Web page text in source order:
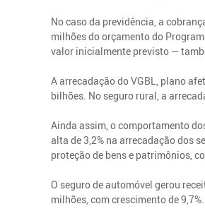
No caso da previdência, a
milhões do orçamento do
valor inicialmente previsto —
A arrecadação do VGBL, plano
bilhões. No seguro rural, a
Ainda assim, o comportamento
alta de 3,2% na arrecadação dos
proteção de bens e patrimônios,
O seguro de automóvel gerou
milhões, com crescimento de 9,7%.